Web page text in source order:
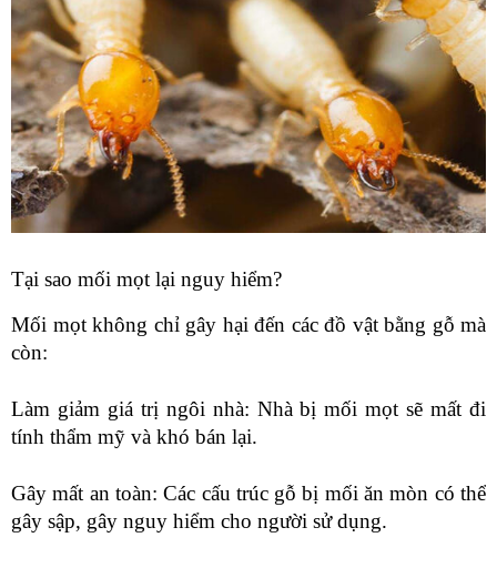
Tại sao mối mọt lại nguy hiểm?
Mối mọt không chỉ gây hại đến các đồ vật bằng gỗ mà
còn:
Làm giảm giá trị ngôi nhà: Nhà bị mối mọt sẽ mất đi
tính thẩm mỹ và khó bán lại.
Gây mất an toàn: Các cấu trúc gỗ bị mối ăn mòn có thể
gây sập, gây nguy hiểm cho người sử dụng.